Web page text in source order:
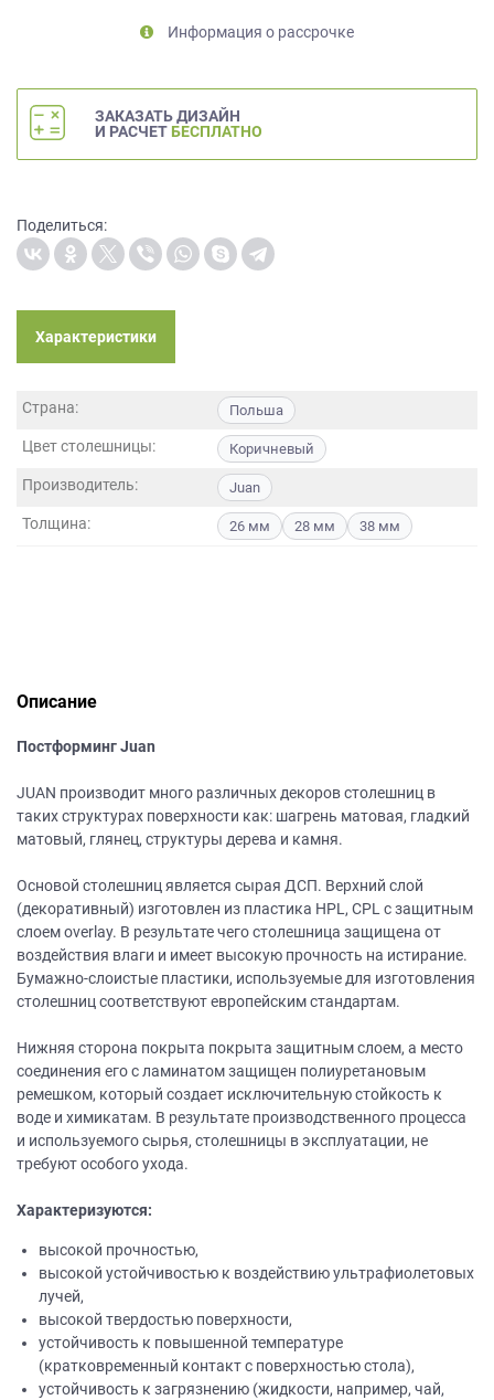
Информация о рассрочке
ЗАКАЗАТЬ ДИЗАЙН
И РАСЧЕТ БЕСПЛАТНО
Поделиться:
Характеристики
Страна: Польша
Цвет столешницы: Коричневый
Производитель: Juan
Толщина: 26 мм 28 мм 38 мм
Описание
Постформинг Juan
JUAN производит много различных декоров столешниц в
таких структурах поверхности как: шагрень матовая, гладкий
матовый, глянец, структуры дерева и камня.
Основой столешниц является сырая ДСП. Верхний слой
(декоративный) изготовлен из пластика HPL, CPL с защитным
слоем overlay. В результате чего столешница защищена от
воздействия влаги и имеет высокую прочность на истирание.
Бумажно-слоистые пластики, используемые для изготовления
столешниц соответствуют европейским стандартам.
Нижняя сторона покрыта покрыта защитным слоем, а место
соединения его с ламинатом защищен полиуретановым
ремешком, который создает исключительную стойкость к
воде и химикатам. В результате производственного процесса
и используемого сырья, столешницы в эксплуатации, не
требуют особого ухода.
Характеризуются:
высокой прочностью,
высокой устойчивостью к воздействию ультрафиолетовых
лучей,
высокой твердостью поверхности,
устойчивость к повышенной температуре
(кратковременный контакт с поверхностью стола),
устойчивость к загрязнению (жидкости, например, чай,
данных,
также
Согласие
персональных
данных
метрическими
порядке
условиях
обработки
персональных